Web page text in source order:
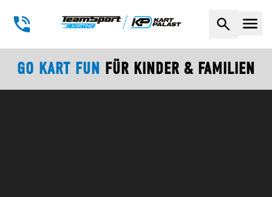
GO KART FUN FÜR KINDER & FAMILIEN